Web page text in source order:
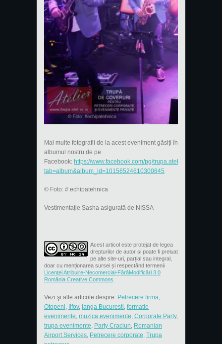
Mai multe fotografii de la acest eveniment găsiți în
albumul nostru de pe
Facebook: https://www.facebook.com/pg/trupa.atelier/photos/?
tab=album&album_id=10156524610300845
© Foto: # echipatehnica
Vestimentație Sasha asigurată de NISSA
Acest articol este protejat de legea
drepturilor de autor si poate fi preluat
pe alte site-uri, parțial sau integral,
doar cu menționarea sursei și respectând termenii
Licenţei Atribuire-Necomercial-FărăModificări 3.0
România Creative Commons
Vezi şi alte articole despre: Petrecere firma
Otopeni Ilfov, langa Bucuresti formatie
evenimente muzica evenimente Corporate Party,
trupa evenimente Party Craciun Romanian
Airport Services Petrecere corporate Trupa